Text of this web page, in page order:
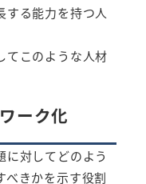
する能力を持つ人
てこのような人材
ーク化
に対してどのよう
べきかを示す役割